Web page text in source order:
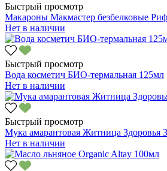
Быстрый просмотр
Макароны Макмастер безбелковые
Нет в наличии
Быстрый просмотр
Вода косметич БИО-термальная 125мл
Нет в наличии
Быстрый просмотр
Мука амарантовая Житница Здоровья
Нет в наличии